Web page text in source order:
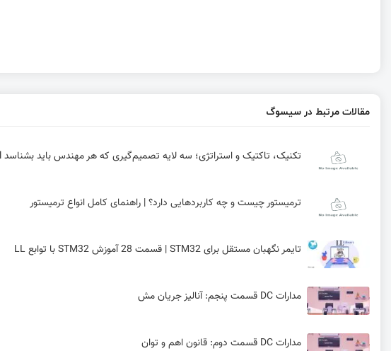
مقالات مرتبط در سیسوگ
تکنیک، تاکتیک و استراتژی؛ سه لایه تصمیم‌گیری که هر مهندس باید بشناسد STT+R Decision Model
ترمیستور چیست و چه کاربردهایی دارد؟ | راهنمای کامل انواع ترمیستور
تایمر نگهبان مستقل برای STM32 | قسمت 28 آموزش STM32 با توابع LL
مدارات DC قسمت پنجم: آنالیز جریان مش
مدارات DC قسمت دوم: قانون اهم و توان